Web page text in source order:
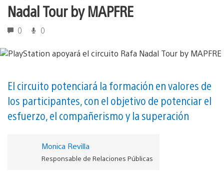
Nadal Tour by MAPFRE
0 0
El circuito potenciará la formación en valores de
los participantes, con el objetivo de potenciar el
esfuerzo, el compañerismo y la superación
Monica Revilla
Responsable de Relaciones Públicas